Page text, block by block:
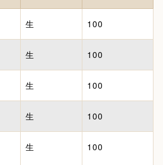
生 100
生 100
生 100
生 100
生 100